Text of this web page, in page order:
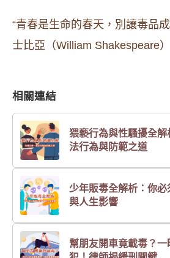
“青春是生命的春天，別讓毒品
士比亞（William Shakespeare）
相關連結
猥褻行為與性騷擾全
法行為與防範之道
少年販毒全解析：你
與人生影響
幫朋友開車竟載毒？